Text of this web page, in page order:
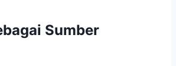
Sumber